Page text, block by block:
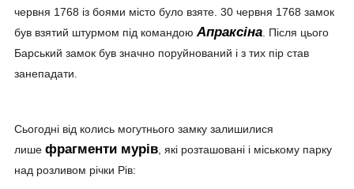
червня 1768 із боями місто було взяте. 30 червня 1768 замок
був взятий штурмом під командою Апраксіна . Після цього
Барський замок був значно поруйнований і з тих пір став
занепадати.
Сьогодні від колись могутнього замку залишилися
лише фрагменти мурів , які розташовані і міському парку
над розливом річки Рів: